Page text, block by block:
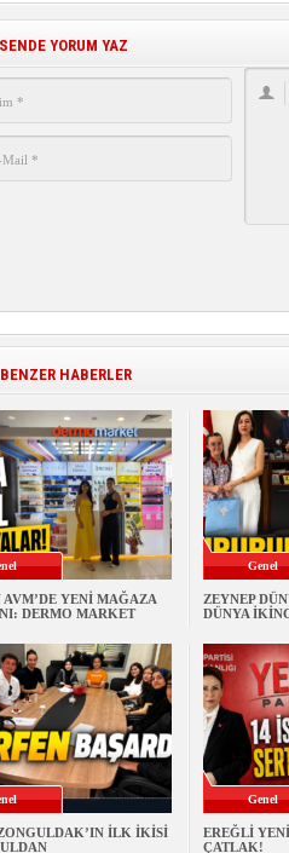
SENDE YORUM YAZ
BENZER HABERLER
AVM’DE YENİ MAĞAZA
DERMO MARKET
Genel
ZEYNEP
DÜNYA
İLK İKİSİ
Genel
EREĞLİ
ÇATLAK!